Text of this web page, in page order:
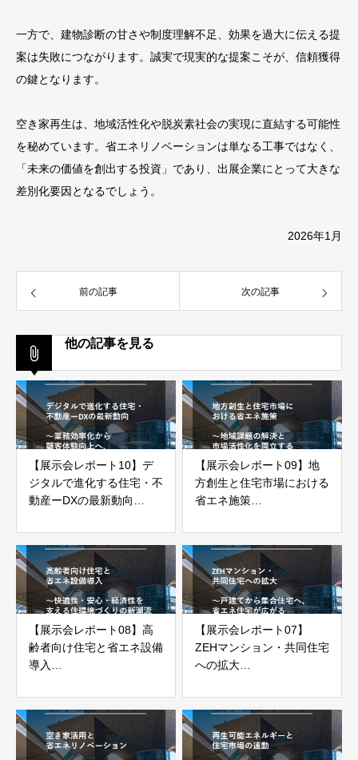
一方で、建物診断の甘さや制度理解不足、効果を過大に伝える提
案は失敗につながります。誠実で現実的な提案こそが、信頼獲得
の鍵となります。
空き家再生は、地域活性化や脱炭素社会の実現に直結する可能性
を秘めています。省エネリノベーションは単なる工事ではなく、
「未来の価値を創出する投資」であり、出展企業にとって大きな
差別化要因となるでしょう。
2026年1月
前の記事 次の記事
他の記事を見る
【展示会レポート10】デ
ジタルで進化する住宅・不
動産ーDXの最新動向
向上へ、業界変革の現在地
【展示会レポート09】地
方創生と住宅市場における
省エネ施策
性化を両立する住まいづく
り～
【展示会レポート08】高
齢者向け住宅と省エネ設備
導入
支える住環境づくりの新潮
流～
【展示会レポート07】
ZEHマンション・共同住宅
への拡大
省エネ住宅が広がる次のス
テージ～